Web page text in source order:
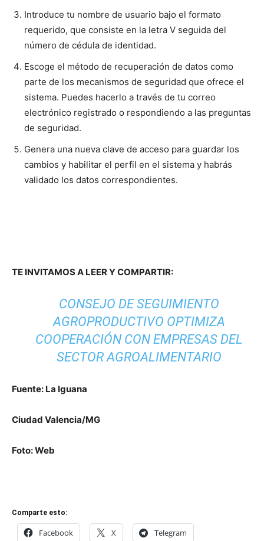
Introduce tu nombre de usuario bajo el formato
requerido, que consiste en la letra V seguida del
número de cédula de identidad.
Escoge el método de recuperación de datos como
parte de los mecanismos de seguridad que ofrece el
sistema. Puedes hacerlo a través de tu correo
electrónico registrado o respondiendo a las preguntas
de seguridad.
Genera una nueva clave de acceso para guardar los
cambios y habilitar el perfil en el sistema y habrás
validado los datos correspondientes.
TE INVITAMOS A LEER Y COMPARTIR:
CONSEJO DE SEGUIMIENTO
AGROPRODUCTIVO OPTIMIZA
COOPERACIÓN CON EMPRESAS DEL
SECTOR AGROALIMENTARIO
Fuente: La Iguana
Ciudad Valencia/MG
Foto: Web
Comparte esto:
Facebook X Telegram